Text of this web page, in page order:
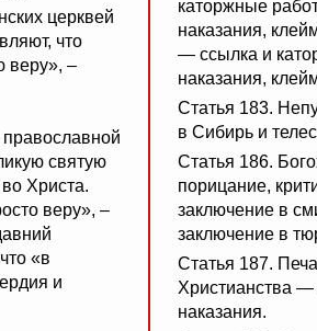
церквей
что
веру», –
святую
Христа.
веру», –
«в
и
каторжные
наказания,
— ссылка и
наказания,
Статья 183.
в Сибирь и
Статья 186.
порицание,
заключение в
заключение в
Статья 187.
Христианства
наказания.